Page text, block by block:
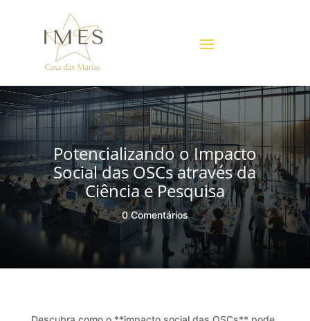
Potencializando o Impacto
Social das OSCs através da
Ciência e Pesquisa
0 Comentários